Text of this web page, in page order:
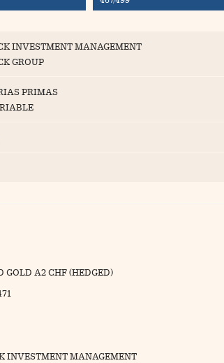
INVESTMENT MANAGEMENT
GROUP
PRIMAS
GOLD A2 CHF (HEDGED)
INVESTMENT MANAGEMENT